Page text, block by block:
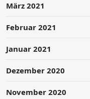
März 2021
Februar 2021
Januar 2021
Dezember 2020
November 2020